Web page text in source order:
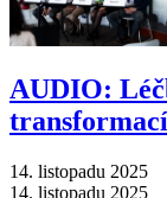
AUDIO:
14. listopadu 2025
14. listopadu 2025